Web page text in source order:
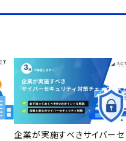
企業が実施すべきサイバーセ